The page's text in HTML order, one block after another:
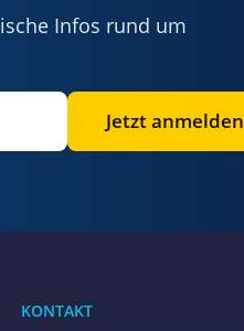
Infos rund um
Jetzt anmelden
KONTAKT